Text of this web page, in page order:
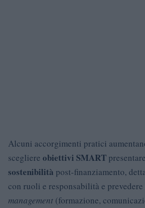
Alcuni accorgimenti pratici
scegliere obiettivi SMART
sostenibilità post-finanziamento,
con ruoli e responsabilità e
management (formazione,